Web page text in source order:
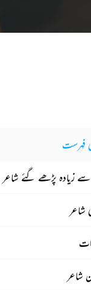
فہرست
زیادہ پڑھے گئے شاعر
شاعر
شاعر